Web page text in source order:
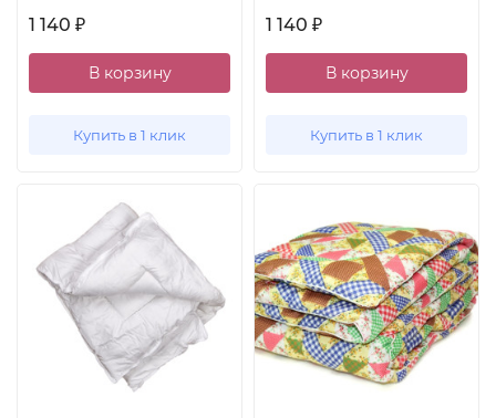
1 140 ₽
В корзину
Купить в 1 клик
1 140 ₽
В корзину
Купить в 1 клик